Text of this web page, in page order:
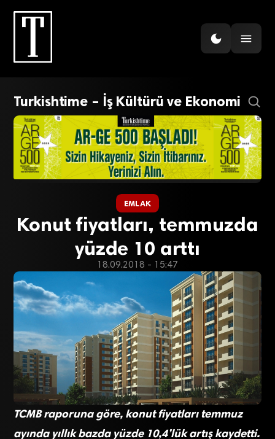
Turkishtime – İş Kültürü ve Ekonomi
EMLAK
Konut fiyatları, temmuzda
yüzde 10 arttı
18.09.2018 - 15:47
TCMB raporuna göre, konut fiyatları temmuz
ayında yıllık bazda yüzde 10,4’lük artış kaydetti.